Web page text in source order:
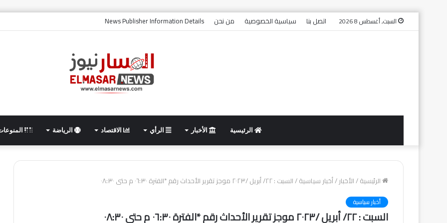
السبت, أغسطس 8 2026 اتصل بنا سياسية الخصوصية من نحن News Publisher Information Details
الرئيسية الأخبار الرأي الاقتصاد الرياضة
الرئيسية/الأخبار/أخبار سياسية/السبت : ٢٢/ أبريل /٢٠٢٣ موجز تقرير الأحداث رقم *الفترة ٠٦:٣٠ م حتى ٠٨:٣٠
أخبار سياسية
السبت : ٢٢/ أبريل /٢٠٢٣ موجز تقرير الأحداث رقم *الفترة ٠٦:٣٠ م حتى ٠٨:٣٠